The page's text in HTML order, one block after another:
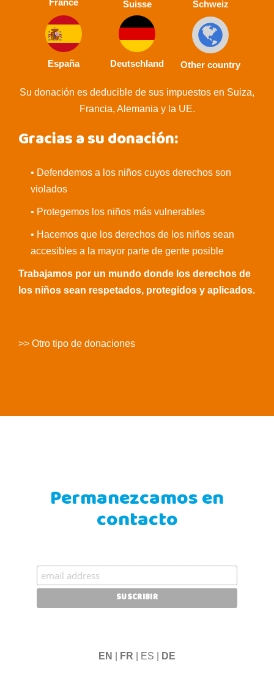
France Suisse Schweiz
España Deutschland Other country
Su donación es deducible de sus impuestos en Suiza,
Francia, Alemania y la UE.
Gracias a su donación:
• Defendemos a los niños cuyos derechos son
violados
• Protegemos los niños más vulnerables
• Hacemos que los derechos de los niños sean
accesibles a la mayor parte de gente posible
Trabajamos por un mundo donde los derechos de
los niños sean respetados, protegidos y aplicados.
>> Otro tipo de donaciones
Permanezcamos en
contacto
EN FR | ES | DE